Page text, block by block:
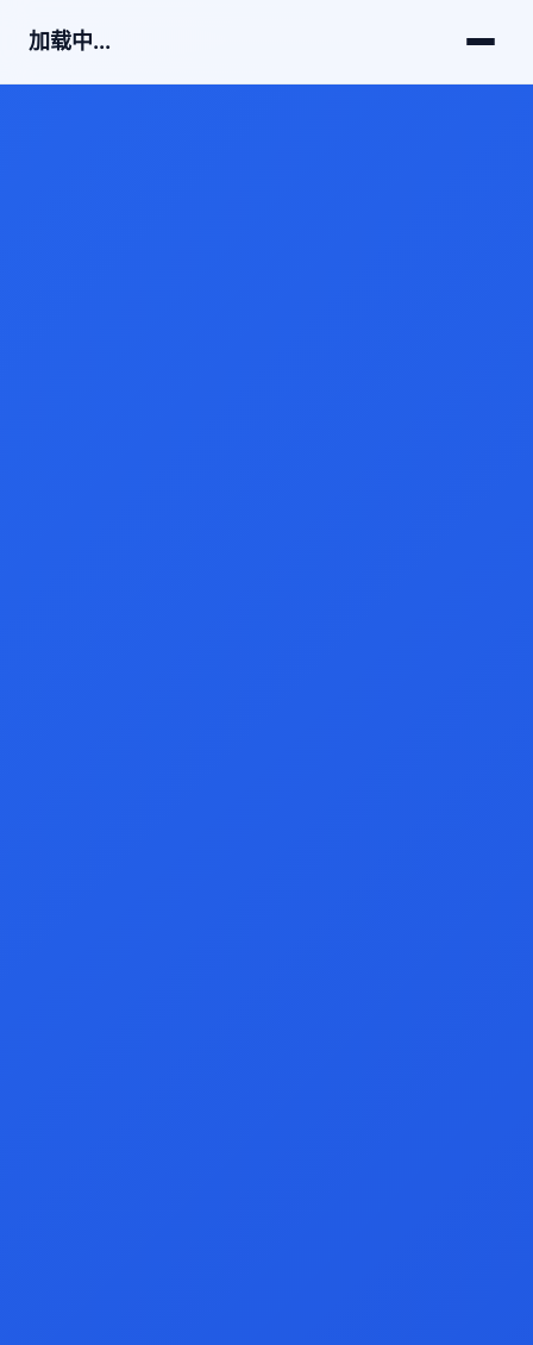
加载中...